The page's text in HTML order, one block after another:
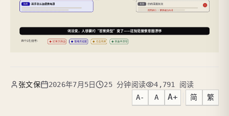
张文保 2026年7月5日 25 分钟阅读
4,791 阅读
A-
A A+ 简 繁